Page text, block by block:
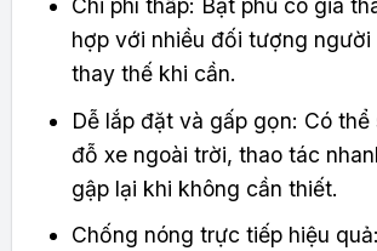
Chi phí thấp: Bạt phủ có giá
hợp với nhiều đối tượng người
thay thế khi cần.
Dễ lắp đặt và gấp gọn: Có
đỗ xe ngoài trời, thao tác
gập lại khi không cần thiết.
Chống nóng trực tiếp hiệu